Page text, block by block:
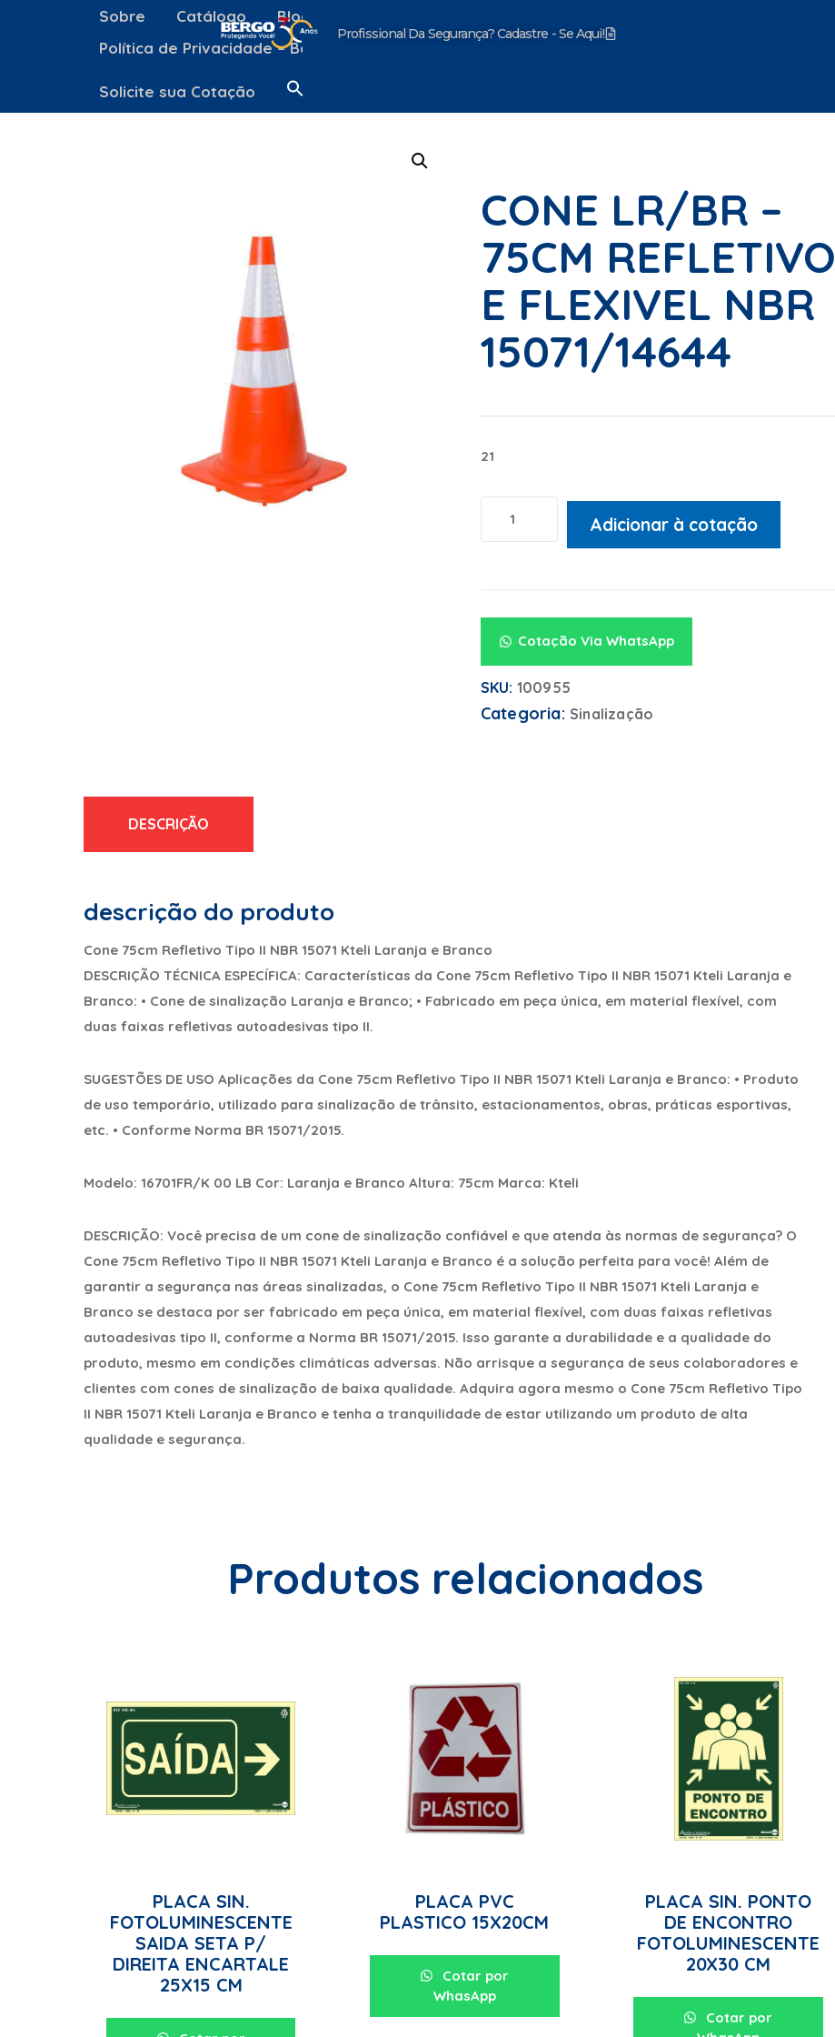
Profissional Da Segurança? Cadastre - Se Aqui!
Sobre Catálogo Blog
Política de Privacidade – Bergo Equipamentos
Solicite sua Cotação
CONE LR/BR –
75CM REFLETIVO
E FLEXIVEL NBR
15071/14644
21
Adicionar à cotação
Cotação Via WhatsApp
SKU: 100955
Categoria: Sinalização
DESCRIÇÃO
descrição do produto
Cone 75cm Refletivo Tipo II NBR 15071 Kteli Laranja e Branco
DESCRIÇÃO TÉCNICA ESPECÍFICA: Características da Cone 75cm Refletivo Tipo II NBR 15071 Kteli Laranja e
Branco: • Cone de sinalização Laranja e Branco; • Fabricado em peça única, em material flexível, com
duas faixas refletivas autoadesivas tipo II.
SUGESTÕES DE USO Aplicações da Cone 75cm Refletivo Tipo II NBR 15071 Kteli Laranja e Branco: • Produto
de uso temporário, utilizado para sinalização de trânsito, estacionamentos, obras, práticas esportivas,
etc. • Conforme Norma BR 15071/2015.
Modelo: 16701FR/K 00 LB Cor: Laranja e Branco Altura: 75cm Marca: Kteli
DESCRIÇÃO: Você precisa de um cone de sinalização confiável e que atenda às normas de segurança? O
Cone 75cm Refletivo Tipo II NBR 15071 Kteli Laranja e Branco é a solução perfeita para você! Além de
garantir a segurança nas áreas sinalizadas, o Cone 75cm Refletivo Tipo II NBR 15071 Kteli Laranja e
Branco se destaca por ser fabricado em peça única, em material flexível, com duas faixas refletivas
autoadesivas tipo II, conforme a Norma BR 15071/2015. Isso garante a durabilidade e a qualidade do
produto, mesmo em condições climáticas adversas. Não arrisque a segurança de seus colaboradores e
clientes com cones de sinalização de baixa qualidade. Adquira agora mesmo o Cone 75cm Refletivo Tipo
II NBR 15071 Kteli Laranja e Branco e tenha a tranquilidade de estar utilizando um produto de alta
qualidade e segurança.
Produtos relacionados
PLACA SIN.
FOTOLUMINESCENTE
SAIDA SETA P/
DIREITA ENCARTALE
25X15 CM
PLACA PVC
PLASTICO 15X20CM
Cotar por
WhasApp
PLACA SIN. PONTO
DE ENCONTRO
FOTOLUMINESCENTE
20X30 CM
Cotar por